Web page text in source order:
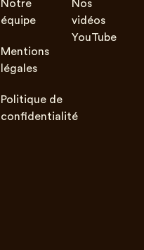
Notre
équipe
Mentions
légales
Politique de
confidentialité
Nos
vidéos
YouTube